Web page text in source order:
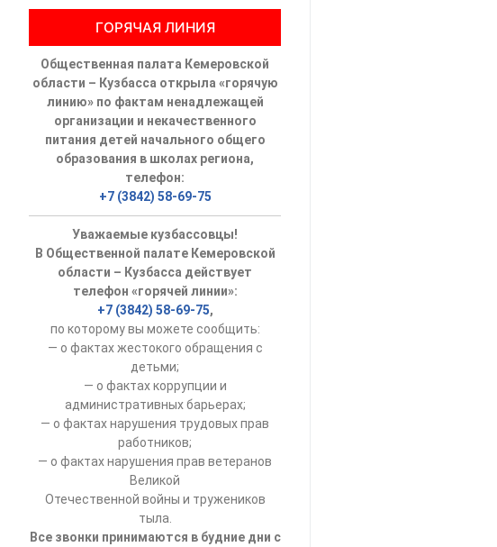
ГОРЯЧАЯ ЛИНИЯ
Общественная палата Кемеровской
области – Кузбасса открыла «горячую
линию» по фактам ненадлежащей
организации и некачественного
питания детей начального общего
образования в школах региона,
телефон:
+7 (3842) 58-69-75
Уважаемые кузбассовцы!
В Общественной палате Кемеровской
области – Кузбасса действует
телефон «горячей линии»:
+7 (3842) 58-69-75,
по которому вы можете сообщить:
— о фактах жестокого обращения с
детьми;
— о фактах коррупции и
административных барьерах;
— о фактах нарушения трудовых прав
работников;
— о фактах нарушения прав ветеранов
Великой
Отечественной войны и тружеников
тыла.
Все звонки принимаются в будние дни с